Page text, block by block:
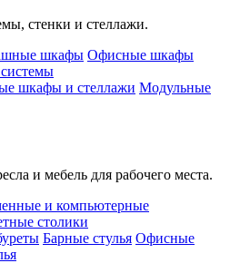
стенки и стеллажи.
шкафы Офисные шкафы
шкафы и стеллажи Модульные
и мебель для рабочего места.
и компьютерные
столики
Барные стулья Офисные